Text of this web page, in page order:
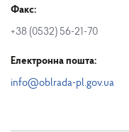
Факс:
+38 (0532) 56-21-70
Електронна пошта:
info@oblrada-pl.gov.ua